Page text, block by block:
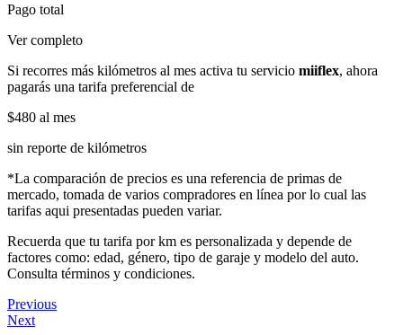
Pago total
Ver completo
Si recorres más kilómetros al mes activa tu servicio miiflex, ahora
pagarás una tarifa preferencial de
$480 al mes
sin reporte de kilómetros
*La comparación de precios es una referencia de primas de
mercado, tomada de varios compradores en línea por lo cual las
tarifas aqui presentadas pueden variar.
Recuerda que tu tarifa por km es personalizada y depende de
factores como: edad, género, tipo de garaje y modelo del auto.
Consulta términos y condiciones.
Previous
Next